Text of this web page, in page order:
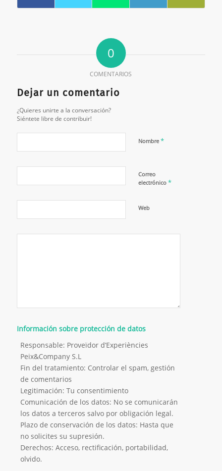
0
COMENTARIOS
Dejar un comentario
¿Quieres unirte a la conversación?
Siéntete libre de contribuir!
Nombre *
Correo
electrónico *
Web
Información sobre protección de datos
Responsable: Proveïdor d’Experiències
Peix&Company S.L
Fin del tratamiento: Controlar el spam, gestión
de comentarios
Legitimación: Tu consentimiento
Comunicación de los datos: No se comunicarán
los datos a terceros salvo por obligación legal.
Plazo de conservación de los datos: Hasta que
no solicites su supresión.
Derechos: Acceso, rectificación, portabilidad,
olvido.